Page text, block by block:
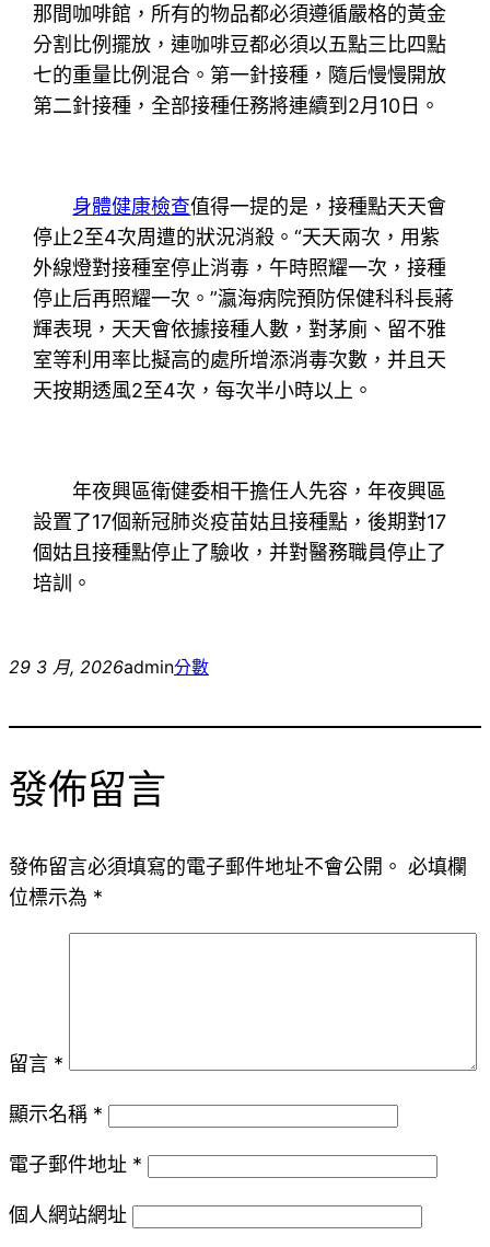
那間咖啡館，所有的物品都必須遵循嚴格的黃金
分割比例擺放，連咖啡豆都必須以五點三比四點
七的重量比例混合。第一針接種，隨后慢慢開放
第二針接種，全部接種任務將連續到2月10日。
身體健康檢查值得一提的是，接種點天天會
停止2至4次周遭的狀況消殺。“天天兩次，用紫
外線燈對接種室停止消毒，午時照耀一次，接種
停止后再照耀一次。”瀛海病院預防保健科科長蔣
輝表現，天天會依據接種人數，對茅廁、留不雅
室等利用率比擬高的處所增添消毒次數，并且天
天按期透風2至4次，每次半小時以上。
年夜興區衛健委相干擔任人先容，年夜興區
設置了17個新冠肺炎疫苗姑且接種點，後期對17
個姑且接種點停止了驗收，并對醫務職員停止了
培訓。
29 3 月, 2026admin分數
發佈留言
發佈留言必須填寫的電子郵件地址不會公開。 必填欄
位標示為 *
留言 *
顯示名稱 *
電子郵件地址 *
個人網站網址